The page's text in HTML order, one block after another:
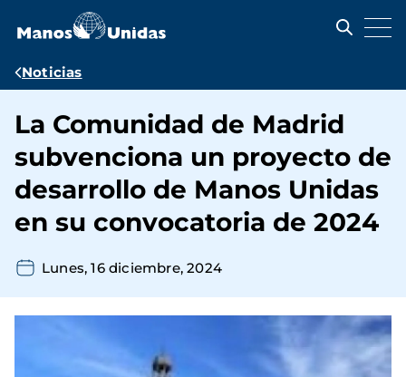
contenido
Ruta
navegación
Noticias
La Comunidad de Madrid
subvenciona un proyecto de
desarrollo de Manos Unidas
en su convocatoria de 2024
Lunes, 16 diciembre, 2024